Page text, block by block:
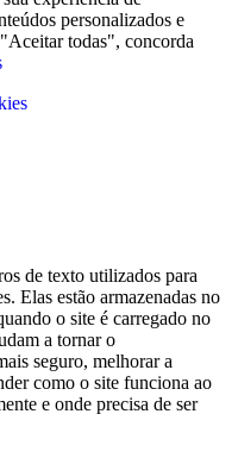
personalizados e
todas", concorda
de texto utilizados para
Elas estão armazenadas no
o site é carregado no
a tornar o
seguro, melhorar a
como o site funciona ao
e onde precisa de ser